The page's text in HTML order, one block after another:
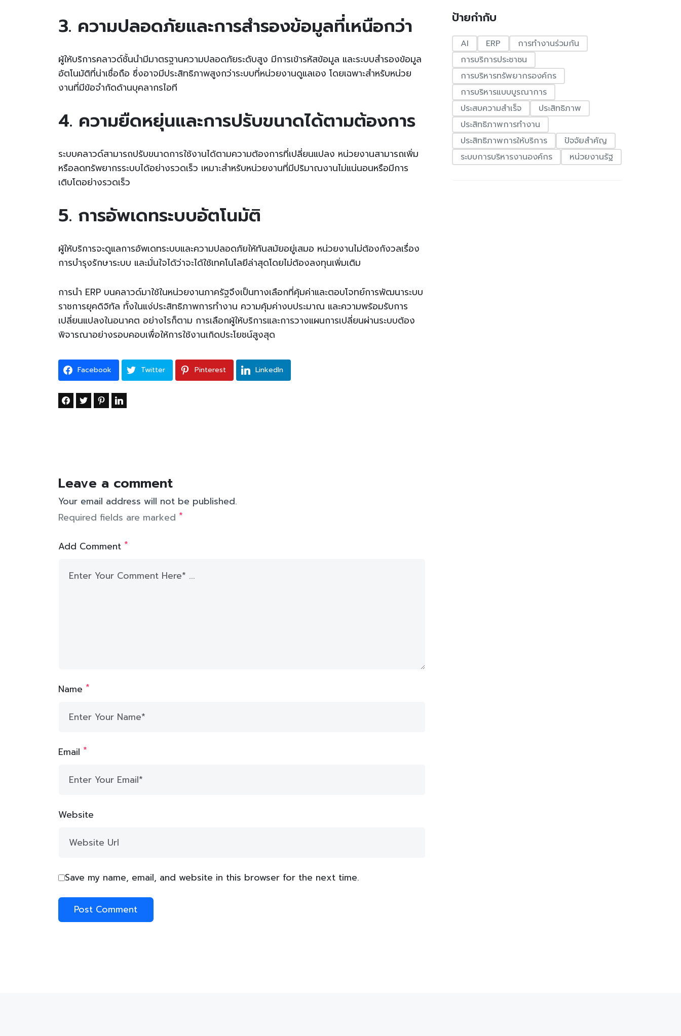
3. ความปลอดภัยและการสำรองข้อมูลที่เหนือกว่า
ผู้ให้บริการคลาวด์ชั้นนำมีมาตรฐานความปลอดภัยระดับสูง มีการเข้ารหัสข้อมูล และระบบสำรองข้อมูล
อัตโนมัติที่น่าเชื่อถือ ซึ่งอาจมีประสิทธิภาพสูงกว่าระบบที่หน่วยงานดูแลเอง โดยเฉพาะสำหรับหน่วย
งานที่มีข้อจำกัดด้านบุคลากรไอที
4. ความยืดหยุ่นและการปรับขนาดได้ตามต้องการ
ระบบคลาวด์สามารถปรับขนาดการใช้งานได้ตามความต้องการที่เปลี่ยนแปลง หน่วยงานสามารถเพิ่ม
หรือลดทรัพยากรระบบได้อย่างรวดเร็ว เหมาะสำหรับหน่วยงานที่มีปริมาณงานไม่แน่นอนหรือมีการ
เติบโตอย่างรวดเร็ว
5. การอัพเดทระบบอัตโนมัติ
ผู้ให้บริการจะดูแลการอัพเดทระบบและความปลอดภัยให้ทันสมัยอยู่เสมอ หน่วยงานไม่ต้องกังวลเรื่อง
การบำรุงรักษาระบบ และมั่นใจได้ว่าจะได้ใช้เทคโนโลยีล่าสุดโดยไม่ต้องลงทุนเพิ่มเติม
การนำ ERP บนคลาวด์มาใช้ในหน่วยงานภาครัฐจึงเป็นทางเลือกที่คุ้มค่าและตอบโจทย์การพัฒนาระบบ
ราชการยุคดิจิทัล ทั้งในแง่ประสิทธิภาพการทำงาน ความคุ้มค่างบประมาณ และความพร้อมรับการ
เปลี่ยนแปลงในอนาคต อย่างไรก็ตาม การเลือกผู้ให้บริการและการวางแผนการเปลี่ยนผ่านระบบต้อง
พิจารณาอย่างรอบคอบเพื่อให้การใช้งานเกิดประโยชน์สูงสุด
Facebook Twitter Pinterest LinkedIn
Leave a comment
Your email address will not be published.
Required fields are marked *
Add Comment *
Name *
Email *
Website
Save my name, email, and website in this browser for the next time.
ป้ายกำกับ
AI ERP
การทำงานร่วมกัน
การบริการประชาชน
การบริหารทรัพยากรองค์กร
การบริหารแบบบูรณาการ
ประสบความสำเร็จ
ประสิทธิภาพ
ประสิทธิภาพการทำงาน
ประสิทธิภาพการให้บริการ
ปัจจัยสำคัญ
ระบบการบริหารงานองค์กร
หน่วยงานรัฐ